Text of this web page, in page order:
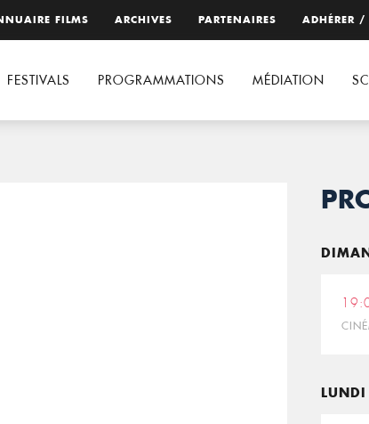
FILMS ARCHIVES PARTENAIRES ADHÉRER
FESTIVALS PROGRAMMATIONS MÉDIATION